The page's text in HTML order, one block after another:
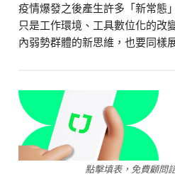
疫情爆發之後產生許多「新常態
只是工作環境、工具數位化的改
內弱勢群體的新思維，也要同樣
點擊填表，免費顧問